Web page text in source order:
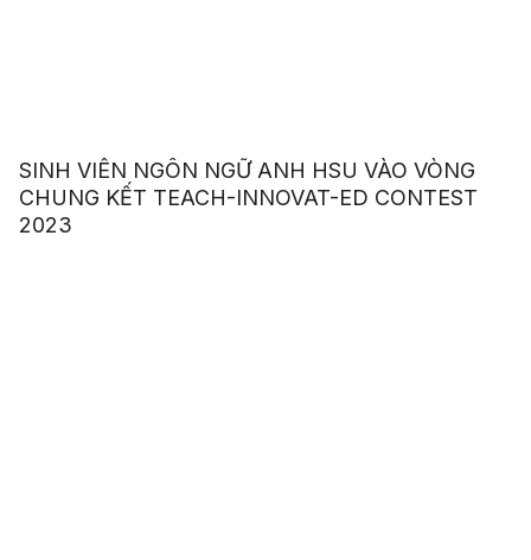
SINH VIÊN NGÔN NGỮ ANH HSU VÀO VÒNG
CHUNG KẾT TEACH-INNOVAT-ED CONTEST
2023